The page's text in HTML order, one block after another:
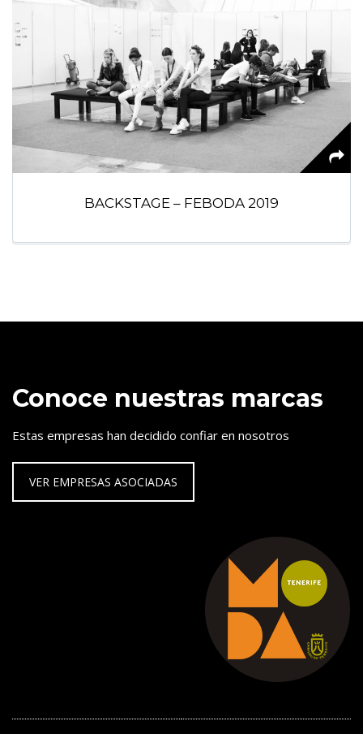
BACKSTAGE – FEBODA 2019
Conoce nuestras marcas
Estas empresas han decidido confiar en nosotros
VER EMPRESAS ASOCIADAS